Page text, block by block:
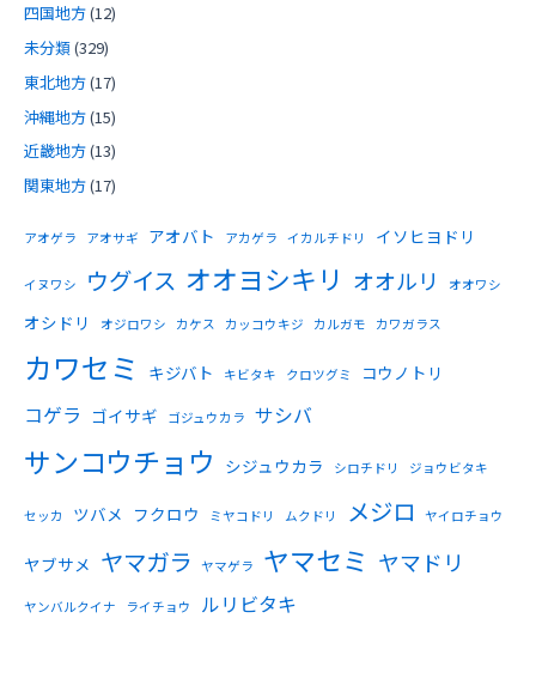
四国地方(12)
未分類(329)
東北地方(17)
沖縄地方(15)
近畿地方(13)
関東地方(17)
アオゲラ アオサギ アオバト アカゲラ イカルチドリ イソヒヨドリ
イヌワシ ウグイス オオヨシキリ オオルリ オオワシ
オシドリ オジロワシ カケス カッコウキジ カルガモ カワガラス
カワセミ キジバト キビタキ クロツグミ コウノトリ
コゲラ ゴイサギ ゴジュウカラ サシバ
サンコウチョウ シジュウカラ シロチドリ ジョウビタキ
セッカ ツバメ フクロウ ミヤコドリ ムクドリ メジロ ヤイロチョウ
ヤブサメ ヤマガラ ヤマゲラ ヤマセミ ヤマドリ
ヤンバルクイナ ライチョウ ルリビタキ